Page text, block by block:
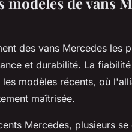
des vans Mercedes les
et durabilité. La
modèles récents, où
maîtrisée.
Mercedes, plusieurs